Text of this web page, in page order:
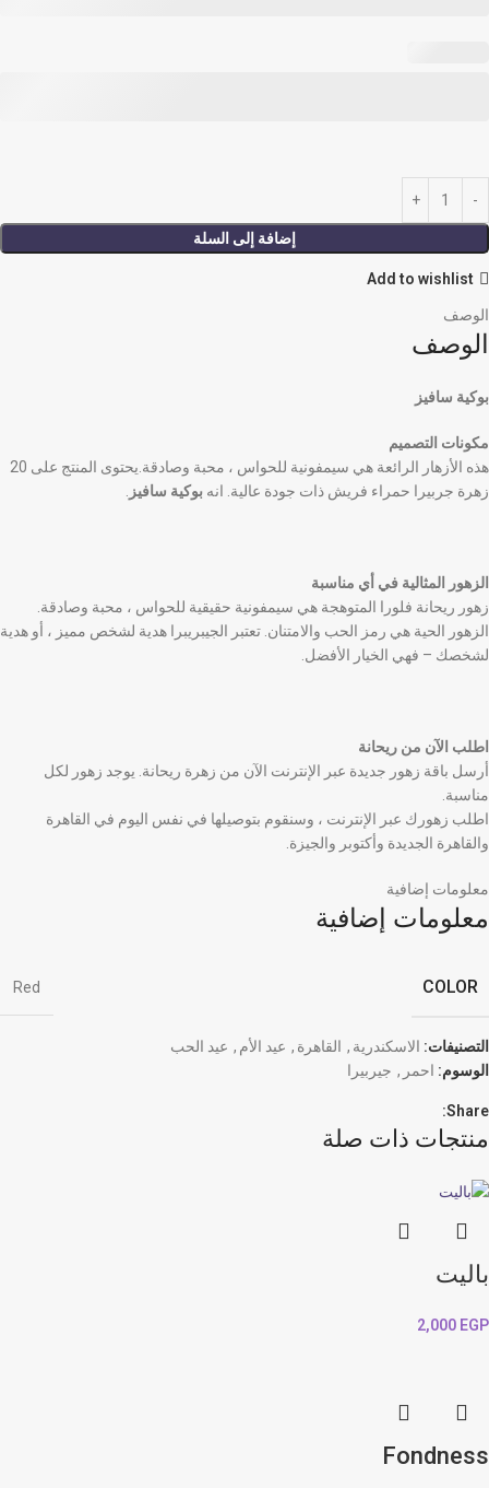
إضافة إلى السلة
Add to wishlist
الوصف
الوصف
بوكية سافيز
مكونات التصميم
هذه الأزهار الرائعة هي سيمفونية للحواس ، محبة وصادقة.يحتوى المنتج على 20
زهرة جربيرا حمراء فريش ذات جودة عالية. انه بوكية سافيز .
الزهور المثالية في أي مناسبة
زهور ريحانة فلورا المتوهجة هي سيمفونية حقيقية للحواس ، محبة وصادقة.
الزهور الحية هي رمز الحب والامتنان. تعتبر الجيبريبرا هدية لشخص مميز ، أو هدية
لشخصك – فهي الخيار الأفضل.
اطلب الآن من ريحانة
أرسل باقة زهور جديدة عبر الإنترنت الآن من زهرة ريحانة. يوجد زهور لكل
مناسبة.
اطلب زهورك عبر الإنترنت ، وسنقوم بتوصيلها في نفس اليوم في القاهرة
والقاهرة الجديدة وأكتوبر والجيزة.
معلومات إضافية
معلومات إضافية
COLOR
Red
التصنيفات: الاسكندرية , القاهرة , عيد الأم , عيد الحب
الوسوم: احمر , جيربيرا
Share:
منتجات ذات صلة
باليت
2,000 EGP
Fondness